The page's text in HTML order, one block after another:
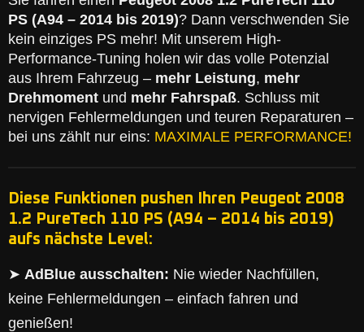
PS (A94 – 2014 bis 2019)? Dann verschwenden Sie
kein einziges PS mehr! Mit unserem High-
Performance-Tuning holen wir das volle Potenzial
aus Ihrem Fahrzeug – mehr Leistung, mehr
Drehmoment und mehr Fahrspaß. Schluss mit
nervigen Fehlermeldungen und teuren Reparaturen –
bei uns zählt nur eins: MAXIMALE PERFORMANCE!
Diese Funktionen pushen Ihren Peugeot 2008
1.2 PureTech 110 PS (A94 – 2014 bis 2019)
aufs nächste Level:
➤ AdBlue ausschalten: Nie wieder Nachfüllen,
keine Fehlermeldungen – einfach fahren und
genießen!